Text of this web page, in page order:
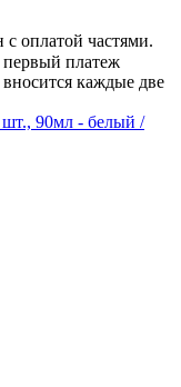
оплатой частями.
платеж
вносится каждые две
90мл - белый /